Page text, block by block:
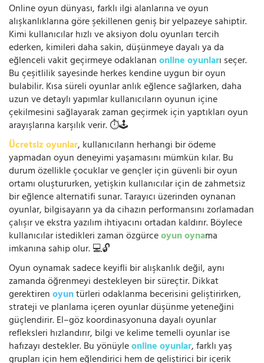
Online oyun dünyası, farklı ilgi alanlarına ve oyun
alışkanlıklarına göre şekillenen geniş bir yelpazeye sahiptir.
Kimi kullanıcılar hızlı ve aksiyon dolu oyunları tercih
ederken, kimileri daha sakin, düşünmeye dayalı ya da
eğlenceli vakit geçirmeye odaklananonline oyunları seçer.
Bu çeşitlilik sayesinde herkes kendine uygun bir oyun
bulabilir. Kısa süreli oyunlar anlık eğlence sağlarken, daha
uzun ve detaylı yapımlar kullanıcıların oyunun içine
çekilmesini sağlayarak zaman geçirmek için yaptıkları oyun
arayışlarına karşılık verir. ⏱️🕹️
Ücretsiz oyunlar, kullanıcıların herhangi bir ödeme
yapmadan oyun deneyimi yaşamasını mümkün kılar. Bu
durum özellikle çocuklar ve gençler için güvenli bir oyun
ortamı oluştururken, yetişkin kullanıcılar için de zahmetsiz
bir eğlence alternatifi sunar. Tarayıcı üzerinden oynanan
oyunlar, bilgisayarın ya da cihazın performansını zorlamadan
çalışır ve ekstra yazılım ihtiyacını ortadan kaldırır. Böylece
kullanıcılar istedikleri zaman özgürceoyun oynama
imkanına sahip olur. 💻🔓
Oyun oynamak sadece keyifli bir alışkanlık değil, aynı
zamanda öğrenmeyi destekleyen bir süreçtir. Dikkat
gerektirenoyuntürleri odaklanma becerisini geliştirirken,
strateji ve planlama içeren oyunlar düşünme yeteneğini
güçlendirir. El–göz koordinasyonuna dayalı oyunlar
refleksleri hızlandırır, bilgi ve kelime temelli oyunlar ise
hafızayı destekler. Bu yönüyleonline oyunlar, farklı yaş